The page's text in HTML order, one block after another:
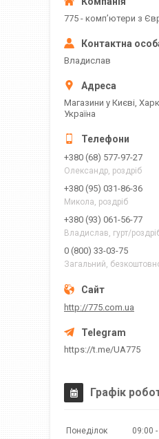
775 - компʼютери з
Владислав
Магазини у Києві,
Україна
+380 (68) 577-97-27
Олександр, роздріб
+380 (95) 031-86-36
Микола, роздріб
+380 (93) 061-56-77
Владислав, гурт/
0 (800) 33-03-75
Загальний,
http://775.com.ua
https://t.me/UA775
Графік
Понеділок 09:00